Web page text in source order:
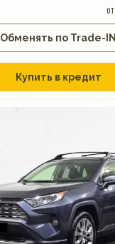
от
Обменять по Trade-IN
Купить в кредит